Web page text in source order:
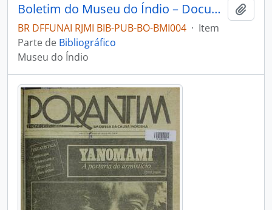
Boletim do Museu do Índio – Documentação – Nº 8
BR DFFUNAI RJMI BIB-PUB-BO-BMI004 · Item
Parte de Bibliográfico
Museu do Índio